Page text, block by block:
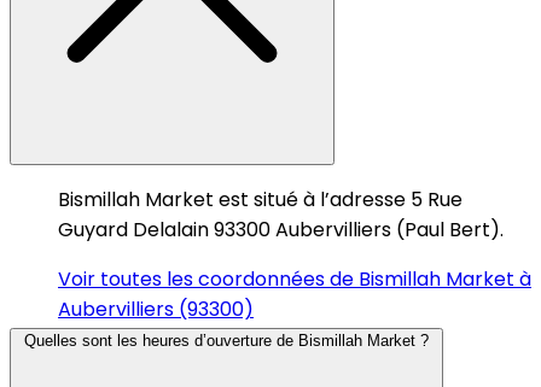
Bismillah Market est situé à l’adresse 5 Rue
Guyard Delalain 93300 Aubervilliers (Paul Bert).
Voir toutes les coordonnées de Bismillah Market à
Aubervilliers (93300)
Quelles sont les heures d’ouverture de Bismillah Market ?